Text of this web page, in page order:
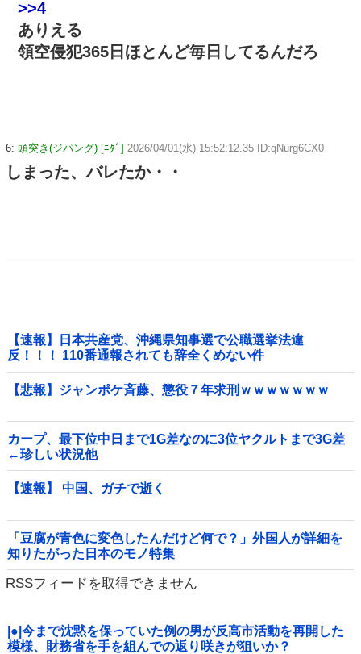
>>4
ありえる
領空侵犯365日ほとんど毎日してるんだろ
6: 頭突き(ジパング) [ﾆﾀﾞ] 2026/04/01(水) 15:52:12.35 ID:qNurg6CX0
しまった、バレたか・・
【速報】日本共産党、沖縄県知事選で公職選挙法違
反！！！ 110番通報されても辞全くめない件
【悲報】ジャンポケ斉藤、懲役７年求刑ｗｗｗｗｗｗｗ
カープ、最下位中日まで1G差なのに3位ヤクルトまで3G差
←珍しい状況他
【速報】 中国、ガチで逝く
「豆腐が青色に変色したんだけど何で？」外国人が詳細を
知りたがった日本のモノ特集
RSSフィードを取得できません
|●|今まで沈黙を保っていた例の男が反高市活動を再開した
模様、財務省を手を組んでの返り咲きが狙いか？